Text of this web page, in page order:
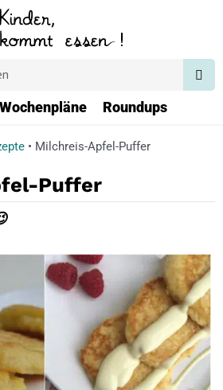
Wochenpläne Roundups
• Milchreis-Apfel-Puffer
Puffer